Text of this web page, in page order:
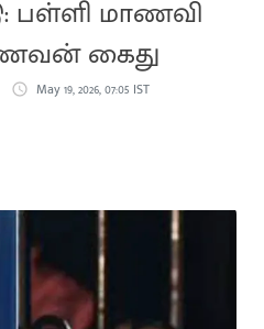
பள்ளி மாணவி
கைது
May 19, 2026, 07:05 IST